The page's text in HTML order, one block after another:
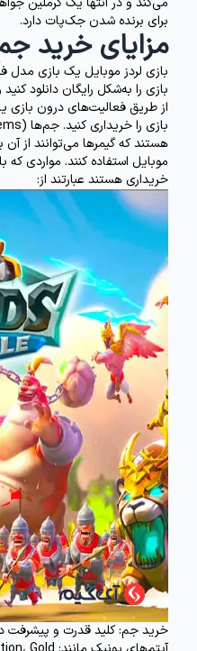
برای برنده شدن جک‌پات دارد.
مزایای خرید
بازی لردز موبایل یک بازی مدل
بازی را به‌شکل رایگان دانلود
از طریق فعالیت‌های درون بازی
هستند که گیمرها می‌توانند از
موبایل استفاده کنند. مواردی که
خریداری هستند عبارتند از:
خرید جم‌: کلید قدرت و پیشرفت